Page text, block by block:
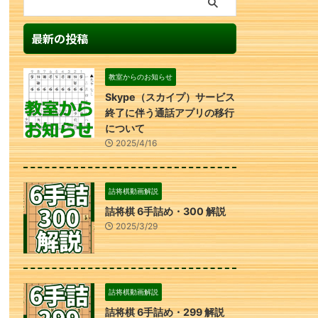
最新の投稿
教室からのお知らせ
Skype（スカイプ）サービス
終了に伴う通話アプリの移行
について
2025/4/16
詰将棋動画解説
詰将棋 6手詰め・300 解説
2025/3/29
詰将棋動画解説
詰将棋 6手詰め・299 解説